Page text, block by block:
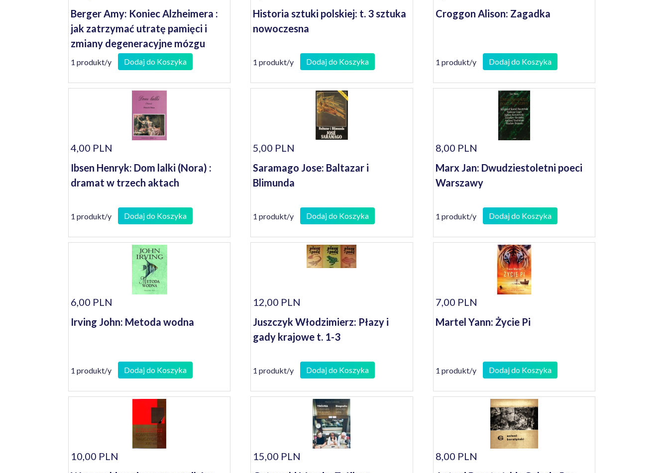
Berger Amy: Koniec Alzheimera :
jak zatrzymać utratę pamięci i
zmiany degeneracyjne mózgu
1 produkt/y Dodaj do Koszyka
Historia sztuki polskiej: t. 3 sztuka
nowoczesna
1 produkt/y Dodaj do Koszyka
Croggon Alison: Zagadka
1 produkt/y Dodaj do Koszyka
4,00 PLN
Ibsen Henryk: Dom lalki (Nora) :
dramat w trzech aktach
1 produkt/y Dodaj do Koszyka
5,00 PLN
Saramago Jose: Baltazar i
Blimunda
1 produkt/y Dodaj do Koszyka
8,00 PLN
Marx Jan: Dwudziestoletni poeci
Warszawy
1 produkt/y Dodaj do Koszyka
6,00 PLN
Irving John: Metoda wodna
1 produkt/y Dodaj do Koszyka
12,00 PLN
Juszczyk Włodzimierz: Płazy i
gady krajowe t. 1-3
1 produkt/y Dodaj do Koszyka
7,00 PLN
Martel Yann: Życie Pi
1 produkt/y Dodaj do Koszyka
10,00 PLN
15,00 PLN
8,00 PLN